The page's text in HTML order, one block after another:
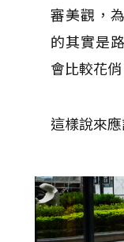
審美觀，
的其實是
會比較花俏
這樣說來